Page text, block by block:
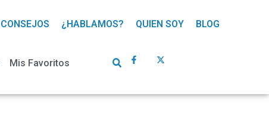
CONSEJOS ¿HABLAMOS? QUIEN SOY BLOG
Mis Favoritos